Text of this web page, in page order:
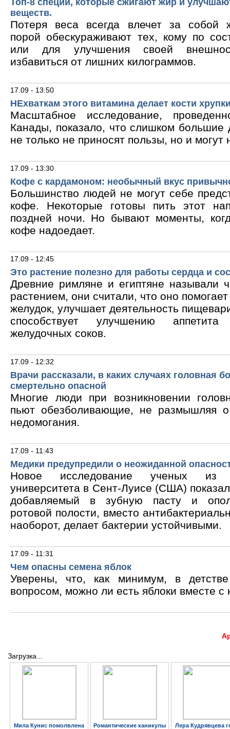
Топ-8 специй, которые сжигают жир и
веществ.
Потеря веса всегда влечет за собой
порой обескураживают тех, кому по
или для улучшения своей
избавиться от лишних килограммов.
17.09 - 13:50
НЕхваткам этого витамина делает кости
Масштабное исследование,
Канады, показало, что слишком большие
не только не приносят пользы, но и могут
17.09 - 13:30
Кофе с кардамоном: необычный вкус
Большинство людей не могут себе
кофе. Некоторые готовы пить этот
поздней ночи. Но бывают моменты,
кофе надоедает.
17.09 - 12:45
Это растение полезно для работы сердца и
Древние римляне и египтяне называли
растением, они считали, что оно
желудок, улучшает деятельность
способствует улучшению
желудочных соков.
17.09 - 12:32
Врачи рассказали, в каких случаях головная
смертельно опасной
Многие люди при возникновении
пьют обезболивающие, не размышляя о
недомогания.
17.09 - 11:43
Медики предупредили о неожиданной
Новое исследование ученых из
университета в Сент-Луисе (США)
добавляемый в зубную пасту и
ротовой полости, вместо
наоборот, делает бактерии устойчивыми.
17.09 - 11:31
Чем опасны семена яблок
Уверены, что, как минимум, в
вопросом, можно ли есть яблоки вместе с
Загрузка...
Мила Кунис помолвлена
Романтические каникулы
Лера Кудрявцева